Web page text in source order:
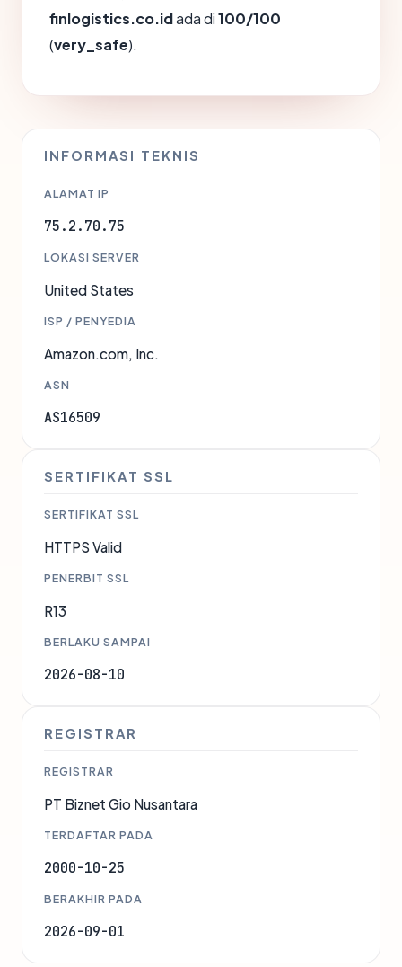
finlogistics.co.idada di100/100
(very_safe).
INFORMASI TEKNIS
ALAMAT IP
75.2.70.75
LOKASI SERVER
United States
ISP / PENYEDIA
Amazon.com, Inc.
ASN
AS16509
SERTIFIKAT SSL
SERTIFIKAT SSL
HTTPS Valid
PENERBIT SSL
R13
BERLAKU SAMPAI
2026-08-10
REGISTRAR
REGISTRAR
PT Biznet Gio Nusantara
TERDAFTAR PADA
2000-10-25
BERAKHIR PADA
2026-09-01